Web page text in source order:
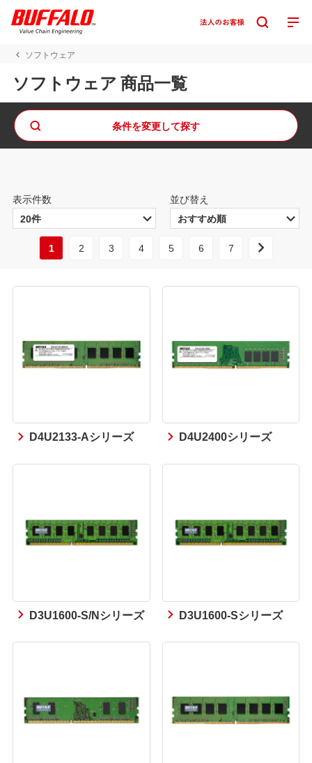
ソフトウェア
ソフトウェア 商品一覧
条件を変更して探す
表示件数 並び替え
1 2 3 4 5 6 7
D4U2133-Aシリーズ D4U2400シリーズ
D3U1600-S/Nシリーズ D3U1600-Sシリーズ